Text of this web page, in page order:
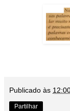
Publicado às
Partilhar